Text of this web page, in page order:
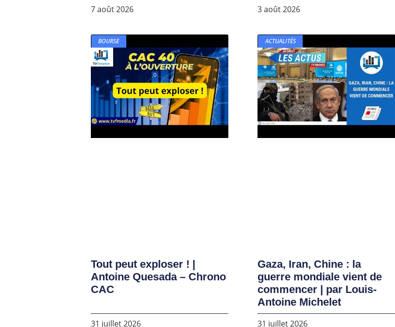
7 août 2026 3 août 2026
BOURSE
Tout peut exploser ! |
Antoine Quesada – Chrono
CAC
31 juillet 2026
ACTUALITÉS
Gaza, Iran, Chine : la
guerre mondiale vient de
commencer | par Louis-
Antoine Michelet
31 juillet 2026